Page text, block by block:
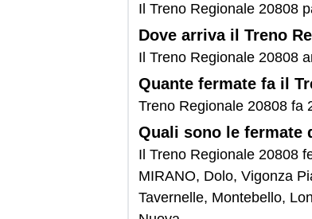
Il Treno Regionale 20808
Dove arriva il Treno
Il Treno Regionale 20808
Quante fermate fa il
Treno Regionale 20808 fa
Quali sono le fermate
Il Treno Regionale 20808
MIRANO, Dolo, Vigonza
Tavernelle, Montebello,